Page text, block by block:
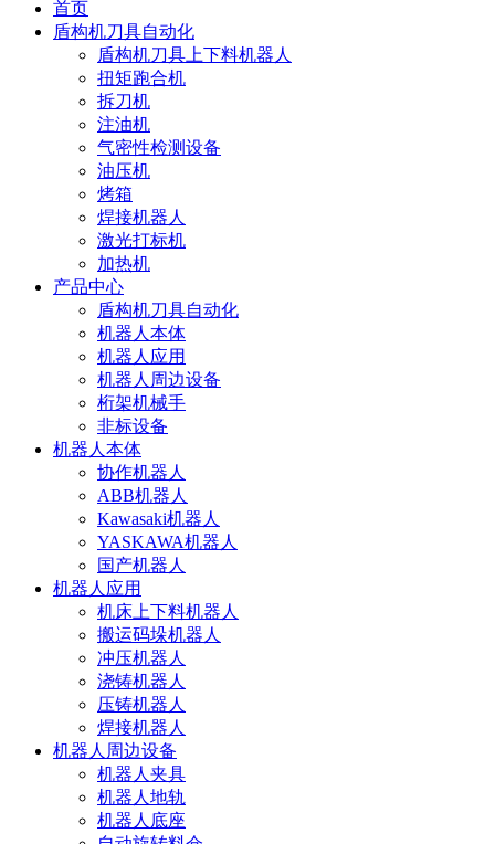
首页
盾构机刀具自动化
盾构机刀具上下料机器人
扭矩跑合机
拆刀机
注油机
气密性检测设备
油压机
烤箱
焊接机器人
激光打标机
加热机
产品中心
盾构机刀具自动化
机器人本体
机器人应用
机器人周边设备
桁架机械手
非标设备
机器人本体
协作机器人
ABB机器人
Kawasaki机器人
YASKAWA机器人
国产机器人
机器人应用
机床上下料机器人
搬运码垛机器人
冲压机器人
浇铸机器人
压铸机器人
焊接机器人
机器人周边设备
机器人夹具
机器人地轨
机器人底座